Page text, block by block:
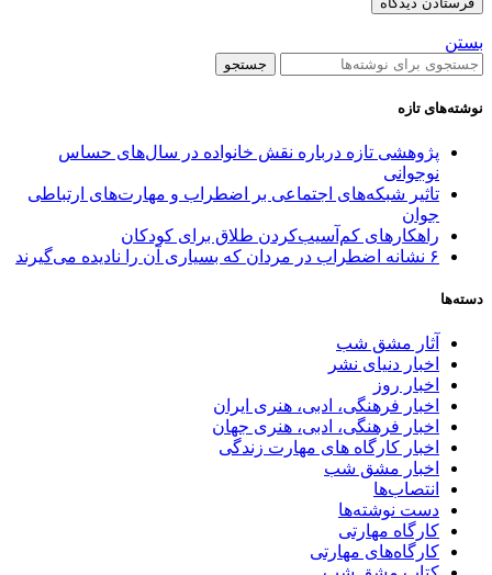
بستن
جستجو
نوشته‌های تازه
پژوهشی تازه درباره نقش خانواده در سال‌های حساس
نوجوانی
تاثیر شبکه‌های اجتماعی بر اضطراب و مهارت‌های ارتباطی
جوان
راهکارهای کم‌آسیب‌کردن طلاق برای کودکان
۶ نشانه اضطراب در مردان که بسیاری آن را نادیده می‌گیرند
دسته‌ها
آثار مشق شب
اخبار دنیای نشر
اخبار روز
اخبار فرهنگی، ادبی، هنری ایران
اخبار فرهنگی، ادبی، هنری جهان
اخبار کارگاه های مهارت زندگی
اخبار مشق شب
انتصاب‌ها
دست نوشته‌ها
کارگاه مهارتی
کارگاه‌های مهارتی